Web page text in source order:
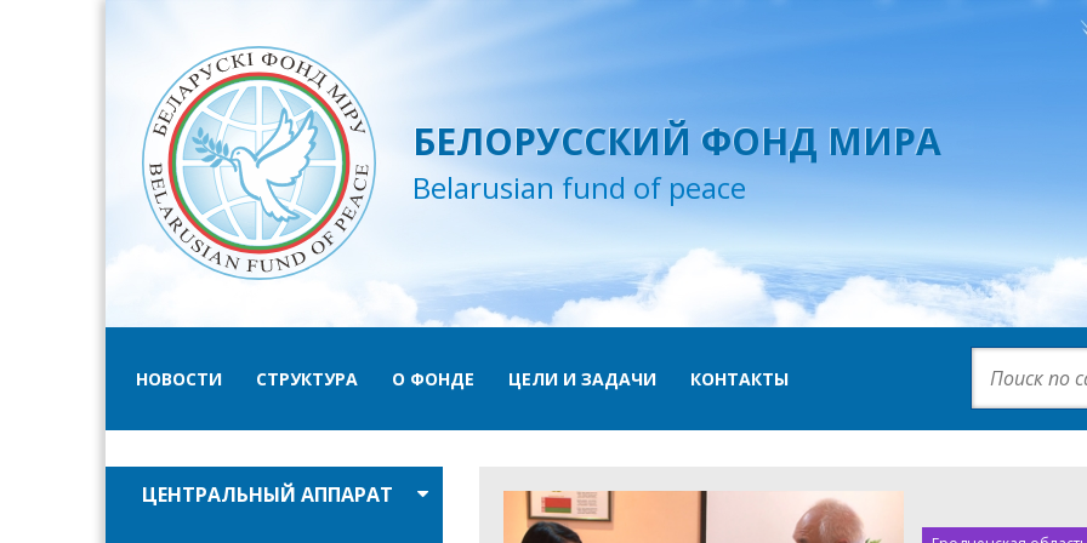
БЕЛОРУССКИЙ ФОНД МИРА
Belarusian fund of peace
НОВОСТИ СТРУКТУРА О ФОНДЕ ЦЕЛИ И ЗАДАЧИ КОНТАКТЫ
ЦЕНТРАЛЬНЫЙ АППАРАТ